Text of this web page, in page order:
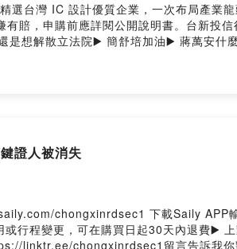
選台灣 IC 設計優質企業，一次布局產業
賠，申購前應詳閱公開說明書。台新
想解散立法院▶️ 簡舒培加油▶️ 蔣萬安什
我你對這一集的想法： https://
證人被消失
chongxinrdsec1 下載Saily APP
行程變更，可在購買日起30天內退費▶️
linktr.ee/chongxinrdsec1留言告訴我你